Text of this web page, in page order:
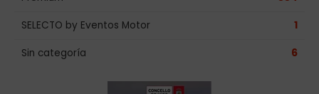
SELECTO by Eventos Motor 1
Sin categoría 6